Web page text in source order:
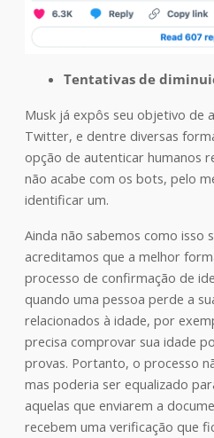
Tentativas de
Musk já expôs seu objetivo de
Twitter, e dentre diversas
opção de autenticar humanos
não acabe com os bots, pelo
identificar um.
Ainda não sabemos como isso
acreditamos que a melhor
processo de confirmação de
quando uma pessoa perde a
relacionados à idade, por
precisa comprovar sua idade
provas. Portanto, o processo
mas poderia ser equalizado
aquelas que enviarem a
recebem uma verificação que